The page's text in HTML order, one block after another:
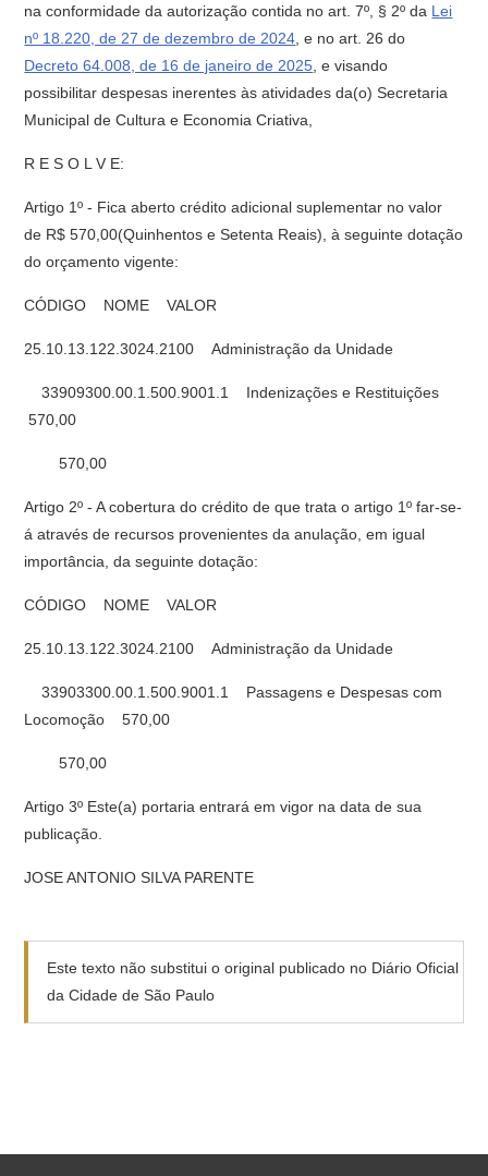
na conformidade da autorização contida no art. 7º, § 2º da Lei
nº 18.220, de 27 de dezembro de 2024 , e no art. 26 do
Decreto 64.008, de 16 de janeiro de 2025 , e visando
possibilitar despesas inerentes às atividades da(o) Secretaria
Municipal de Cultura e Economia Criativa,
R E S O L V E:
Artigo 1º - Fica aberto crédito adicional suplementar no valor
de R$ 570,00(Quinhentos e Setenta Reais), à seguinte dotação
do orçamento vigente:
CÓDIGO NOME VALOR
25.10.13.122.3024.2100 Administração da Unidade
33909300.00.1.500.9001.1 Indenizações e Restituições
570,00
570,00
Artigo 2º - A cobertura do crédito de que trata o artigo 1º far-se-
á através de recursos provenientes da anulação, em igual
importância, da seguinte dotação:
CÓDIGO NOME VALOR
25.10.13.122.3024.2100 Administração da Unidade
33903300.00.1.500.9001.1 Passagens e Despesas com
Locomoção 570,00
570,00
Artigo 3º Este(a) portaria entrará em vigor na data de sua
publicação.
JOSE ANTONIO SILVA PARENTE
Este texto não substitui o original publicado no Diário Oficial
da Cidade de São Paulo